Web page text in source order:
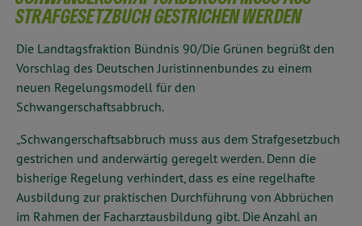
STRAFGESETZBUCH GESTRICHEN WERDEN
Die Landtagsfraktion Bündnis 90/Die Grünen begrüßt den
Vorschlag des Deutschen Juristinnenbundes zu einem
neuen Regelungsmodell für den
Schwangerschaftsabbruch.
„Schwangerschaftsabbruch muss aus dem Strafgesetzbuch
gestrichen und anderwärtig geregelt werden. Denn die
bisherige Regelung verhindert, dass es eine regelhafte
Ausbildung zur praktischen Durchführung von Abbrüchen
im Rahmen der Facharztausbildung gibt. Die Anzahl an